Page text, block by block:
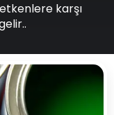
etkenlere karşı